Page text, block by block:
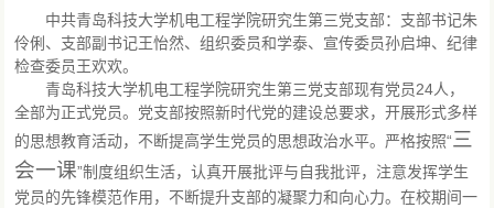
中共青岛科技大学机电工程学院研究生第三党支部：支部书记朱
伶俐、支部副书记王怡然、组织委员和学泰、宣传委员孙启坤、纪律
检查委员王欢欢。
青岛科技大学机电工程学院研究生第三党支部现有党员24人，
全部为正式党员。党支部按照新时代党的建设总要求，开展形式多样
的思想教育活动，不断提高学生党员的思想政治水平。严格按照“三
会一课”制度组织生活，认真开展批评与自我批评，注意发挥学生
党员的先锋模范作用，不断提升支部的凝聚力和向心力。在校期间一